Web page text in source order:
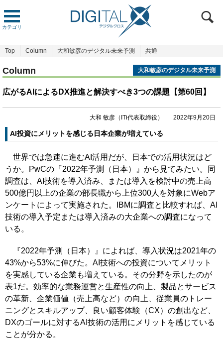
カテゴリ
Top Column 大和敏彦のデジタル未来予測 共通
Column 大和敏彦のデジタル未来予測
広がるAIによるDX推進と解決すべき3つの課題【第60回】
大和 敏彦（ITi代表取締役） 2022年9月20日
AI投資にメリットを感じる日本企業が増えている
世界では急速に進むAI活用だが、日本での活用状況はど
うか。PwCの『2022年予測（日本）』から見てみたい。同
調査は、AI技術を導入済み、または導入を検討中の売上高
500億円以上の企業の部長職から上位300人を対象にWebア
ンケートによって実施された。IBMに調査と比較すれば、AI
技術の導入予定または導入済みの大企業への調査になって
いる。
『2022年予測（日本）』によれば、導入状況は2021年の
43%から53%に伸びた。AI技術への投資についてメリット
を実感している企業も増えている。その分野を示したのが
表1だ。効率的な業務運営と生産性の向上、製品とサービス
の革新、企業価値（売上高など）の向上、従業員のトレー
ニングとスキルアップ、良い顧客体験（CX）の創出など、
DXのゴールに対するAI技術の活用にメリットを感じている
ことが分かる。